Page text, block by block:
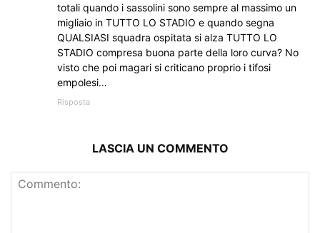
totali quando i sassolini sono sempre al massimo un
migliaio in TUTTO LO STADIO e quando segna
QUALSIASI squadra ospitata si alza TUTTO LO
STADIO compresa buona parte della loro curva? No
visto che poi magari si criticano proprio i tifosi
empolesi…
Risposta
LASCIA UN COMMENTO